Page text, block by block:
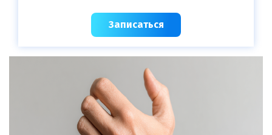
Записаться